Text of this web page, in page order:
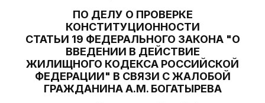
ПО ДЕЛУ О ПРОВЕРКЕ
КОНСТИТУЦИОННОСТИ
СТАТЬИ 19 ФЕДЕРАЛЬНОГО ЗАКОНА "О
ВВЕДЕНИИ В ДЕЙСТВИЕ
ЖИЛИЩНОГО КОДЕКСА РОССИЙСКОЙ
ФЕДЕРАЦИИ" В СВЯЗИ С ЖАЛОБОЙ
ГРАЖДАНИНА А.М. БОГАТЫРЕВА